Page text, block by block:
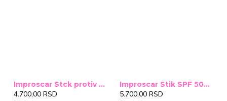
Improscar Stck protiv ožiljaka 4,6g
4.700,00 RSD
Improscar Stik SPF 50+ Conceal 6,9g (tonirani)
5.700,00 RSD